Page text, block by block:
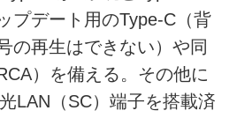
プデート用のType-C（背
の再生はできない）や同
）を備える。その他に
LAN（SC）端子を搭載済